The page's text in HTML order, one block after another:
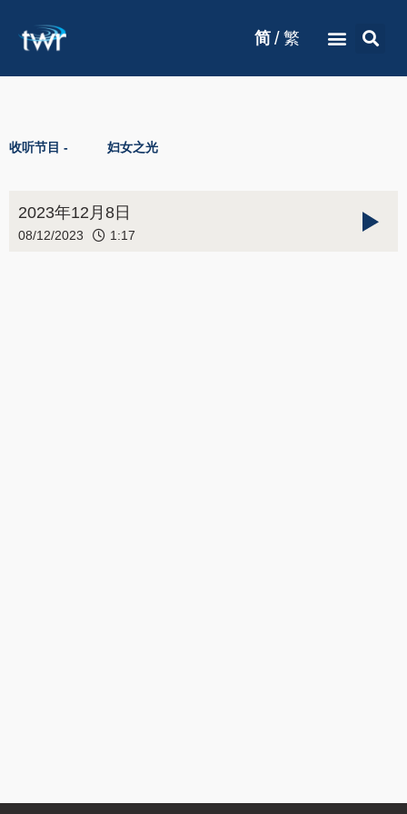
简 / 繁
收听节目 - 妇女之光
2023年12月8日
08/12/2023 1:17